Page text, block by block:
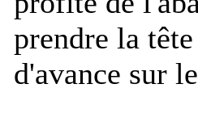
prendre la
d'avance sur